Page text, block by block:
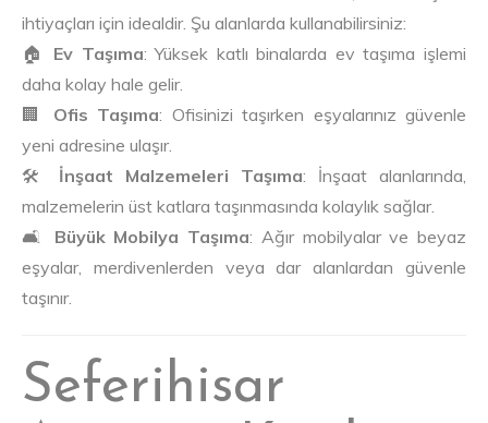
ihtiyaçları için idealdir. Şu alanlarda kullanabilirsiniz:
🏠 Ev Taşıma: Yüksek katlı binalarda ev taşıma işlemi
daha kolay hale gelir.
🏢 Ofis Taşıma: Ofisinizi taşırken eşyalarınız güvenle
yeni adresine ulaşır.
🛠️ İnşaat Malzemeleri Taşıma: İnşaat alanlarında,
malzemelerin üst katlara taşınmasında kolaylık sağlar.
🛋️ Büyük Mobilya Taşıma: Ağır mobilyalar ve beyaz
eşyalar, merdivenlerden veya dar alanlardan güvenle
taşınır.
Seferihisar